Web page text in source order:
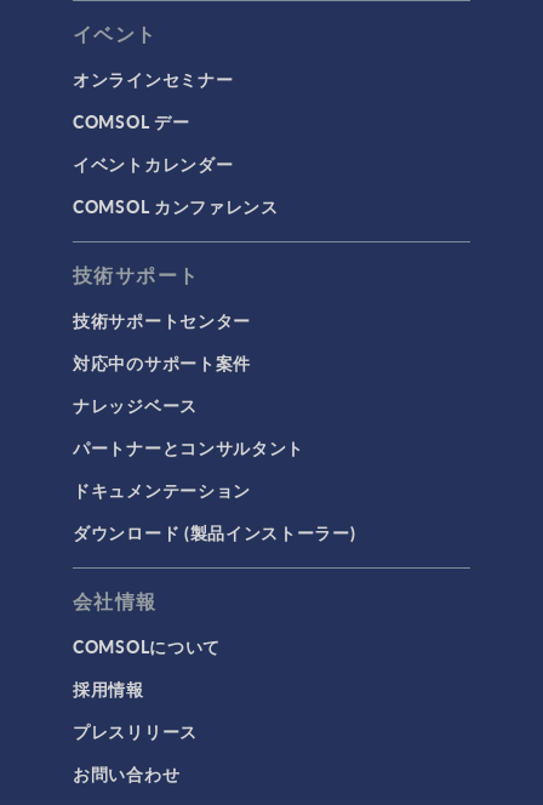
イベント
オンラインセミナー
COMSOL デー
イベントカレンダー
COMSOL カンファレンス
技術サポート
技術サポートセンター
対応中のサポート案件
ナレッジベース
パートナーとコンサルタント
ドキュメンテーション
ダウンロード (製品インストーラー)
会社情報
COMSOLについて
採用情報
プレスリリース
お問い合わせ